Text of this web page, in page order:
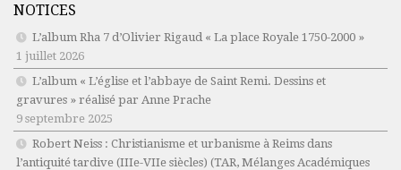
NOTICES
L’album Rha 7 d’Olivier Rigaud « La place Royale 1750-2000 »
1 juillet 2026
L’album « L’église et l’abbaye de Saint Remi. Dessins et
gravures » réalisé par Anne Prache
9 septembre 2025
Robert Neiss : Christianisme et urbanisme à Reims dans
l’antiquité tardive (IIIe-VIIe siècles) (TAR, Mélanges Académiques